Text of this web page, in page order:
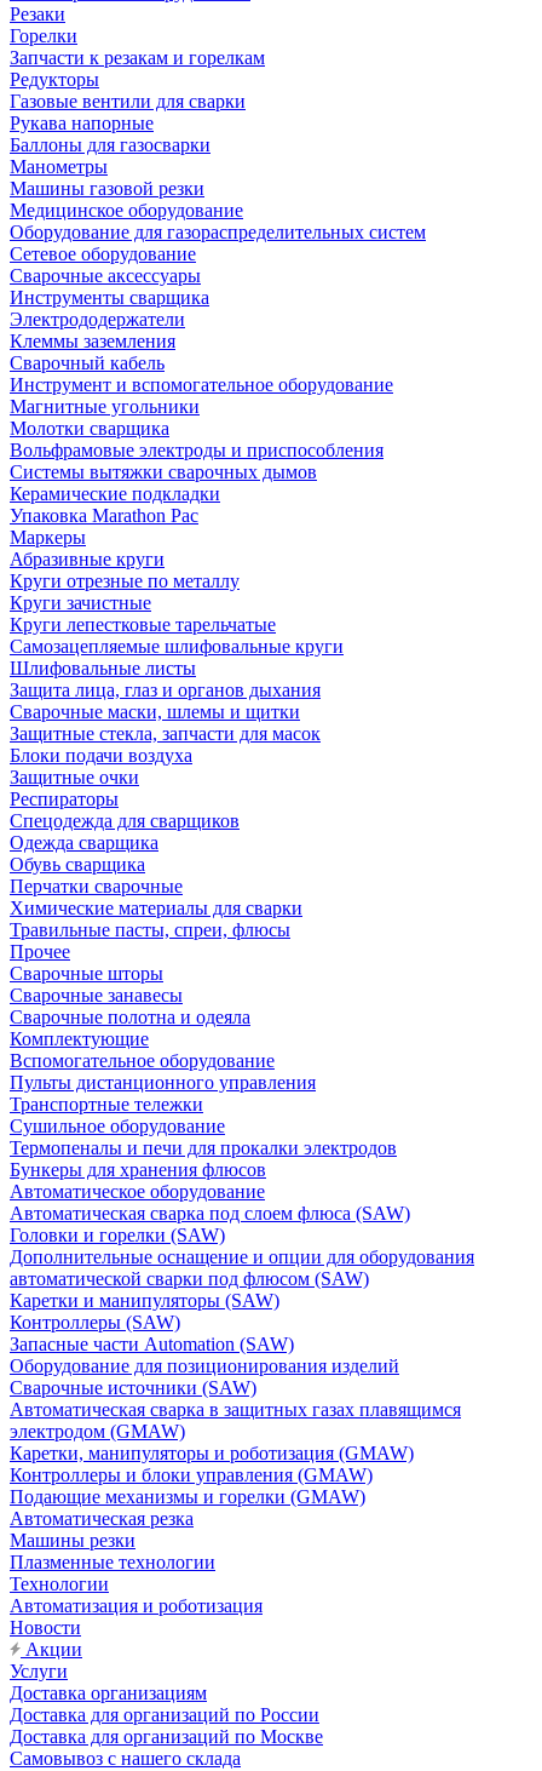
Резаки
Горелки
Запчасти к резакам и горелкам
Редукторы
Газовые вентили для сварки
Рукава напорные
Баллоны для газосварки
Манометры
Машины газовой резки
Медицинское оборудование
Оборудование для газораспределительных систем
Сетевое оборудование
Сварочные аксессуары
Инструменты сварщика
Электрододержатели
Клеммы заземления
Сварочный кабель
Инструмент и вспомогательное оборудование
Магнитные угольники
Молотки сварщика
Вольфрамовые электроды и приспособления
Системы вытяжки сварочных дымов
Керамические подкладки
Упаковка Marathon Pac
Маркеры
Абразивные круги
Круги отрезные по металлу
Круги зачистные
Круги лепестковые тарельчатые
Самозацепляемые шлифовальные круги
Шлифовальные листы
Защита лица, глаз и органов дыхания
Сварочные маски, шлемы и щитки
Защитные стекла, запчасти для масок
Блоки подачи воздуха
Защитные очки
Респираторы
Спецодежда для сварщиков
Одежда сварщика
Обувь сварщика
Перчатки сварочные
Химические материалы для сварки
Травильные пасты, спреи, флюсы
Прочее
Сварочные шторы
Сварочные занавесы
Сварочные полотна и одеяла
Комплектующие
Вспомогательное оборудование
Пульты дистанционного управления
Транспортные тележки
Сушильное оборудование
Термопеналы и печи для прокалки электродов
Бункеры для хранения флюсов
Автоматическое оборудование
Автоматическая сварка под слоем флюса (SAW)
Головки и горелки (SAW)
Дополнительные оснащение и опции для оборудования
автоматической сварки под флюсом (SAW)
Каретки и манипуляторы (SAW)
Контроллеры (SAW)
Запасные части Automation (SAW)
Оборудование для позиционирования изделий
Сварочные источники (SAW)
Автоматическая сварка в защитных газах плавящимся
электродом (GMAW)
Каретки, манипуляторы и роботизация (GMAW)
Контроллеры и блоки управления (GMAW)
Подающие механизмы и горелки (GMAW)
Автоматическая резка
Машины резки
Плазменные технологии
Технологии
Автоматизация и роботизация
Новости
Акции
Услуги
Доставка организациям
Доставка для организаций по России
Доставка для организаций по Москве
Самовывоз с нашего склада